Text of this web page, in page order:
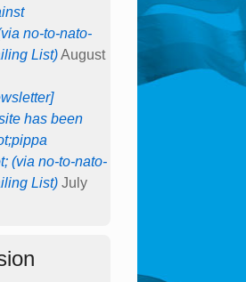
no-to-nato-
List) August
has been
(via no-to-nato-
List) July